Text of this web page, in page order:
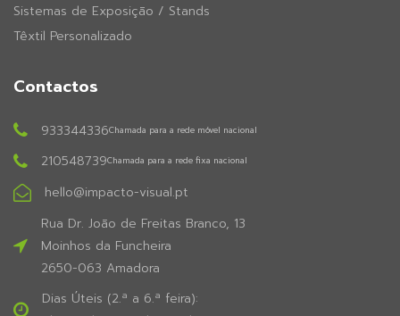
Sistemas de Exposição / Stands
Têxtil Personalizado
Contactos
933344336Chamada para a rede móvel nacional
210548739Chamada para a rede fixa nacional
hello@impacto-visual.pt
Rua Dr. João de Freitas Branco, 13
Moinhos da Funcheira
2650-063 Amadora
Dias Úteis (2.ª a 6.ª feira):